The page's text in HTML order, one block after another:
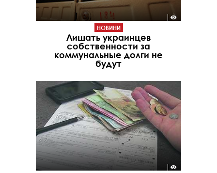
НОВИНИ
Лишать украинцев
собственности за
коммунальные долги не
будут